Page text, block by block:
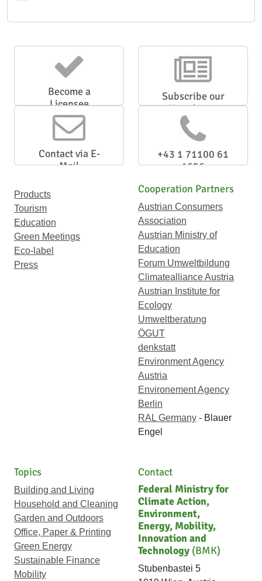
Become a
Licensee
Subscribe our
Newsletter
Contact via E-
Mail
+43 1 71100 61
1656
Products
Tourism
Education
Green Meetings
Eco-label
Press
Cooperation Partners
Austrian Consumers
Association
Austrian Ministry of
Education
Forum Umweltbildung
Climatealliance Austria
Austrian Institute for
Ecology
Umweltberatung
ÖGUT
denkstatt
Environment Agency
Austria
Environement Agency
Berlin
RAL Germany - Blauer
Engel
Topics
Building and Living
Household and Cleaning
Garden and Outdoors
Office, Paper & Printing
Green Energy
Sustainable Finance
Mobility
Contact
Federal Ministry for
Climate Action,
Environment,
Energy, Mobility,
Innovation and
Technology (BMK)
Stubenbastei 5